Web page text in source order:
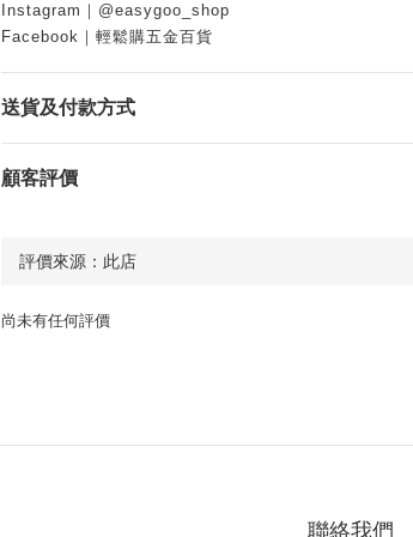
Instagram｜@easygoo_shop
Facebook｜輕鬆購五金百貨
送貨及付款方式
顧客評價
尚未有任何評價
聯絡我們